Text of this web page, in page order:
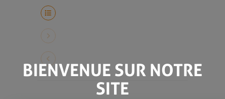
BIENVENUE SUR NOTRE
SITE